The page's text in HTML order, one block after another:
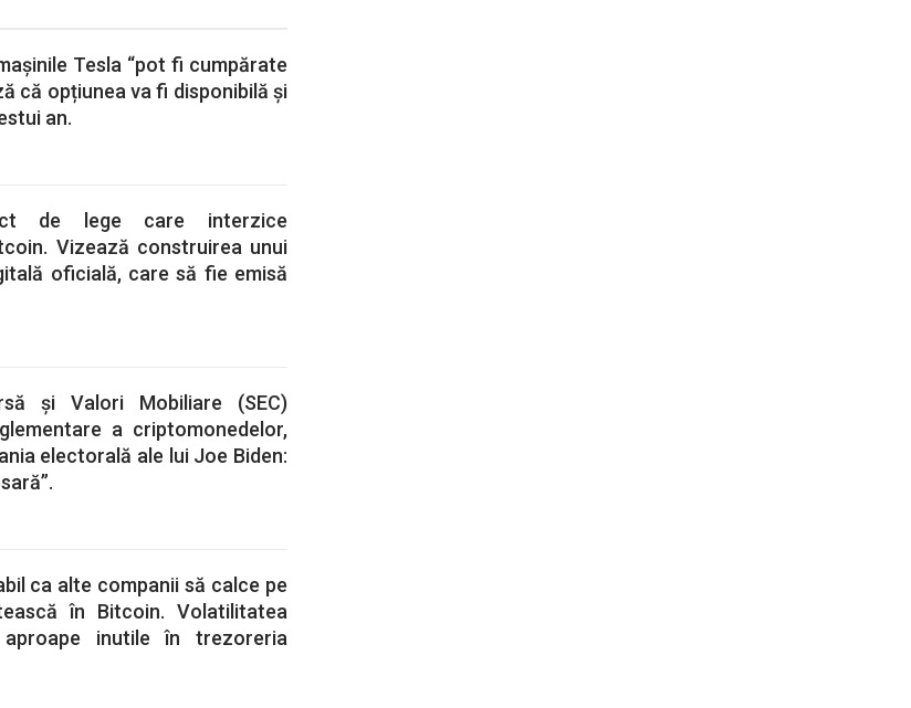
Tesla “pot fi cumpărate
că opțiunea va fi disponibilă și
an.
de lege care interzice
Vizează construirea unui
oficială, care să fie emisă
și Valori Mobiliare (SEC)
a criptomonedelor,
electorală ale lui Joe Biden:
ca alte companii să calce pe
în Bitcoin. Volatilitatea
inutile în trezoreria